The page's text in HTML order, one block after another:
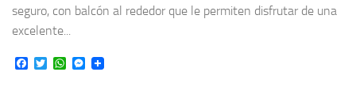
seguro, con balcón al rededor que le permiten disfrutar de una
excelente...
Facebook
TwitterWhatsApp
Messenger